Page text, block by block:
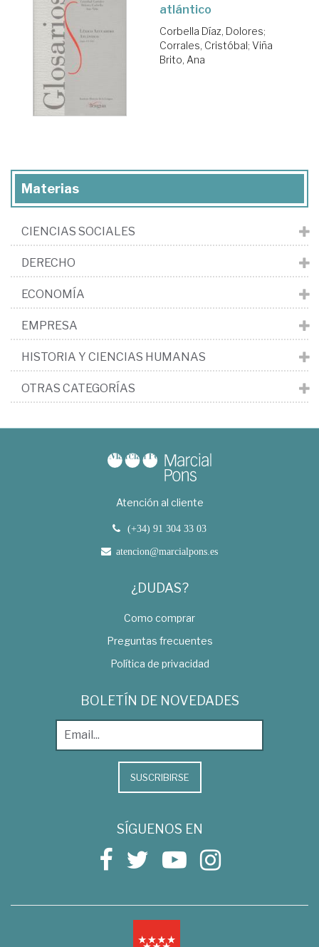
atlántico
Corbella Díaz, Dolores;
Corrales, Cristóbal; Viña
Brito, Ana
Materias
CIENCIAS SOCIALES
DERECHO
ECONOMÍA
EMPRESA
HISTORIA Y CIENCIAS HUMANAS
OTRAS CATEGORÍAS
Atención al cliente
(+34) 91 304 33 03
atencion@marcialpons.es
¿DUDAS?
Como comprar
Preguntas frecuentes
Política de privacidad
BOLETÍN DE NOVEDADES
SUSCRIBIRSE
SÍGUENOS EN